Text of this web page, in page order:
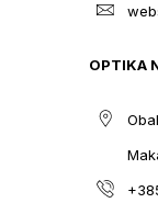
OPTIKA